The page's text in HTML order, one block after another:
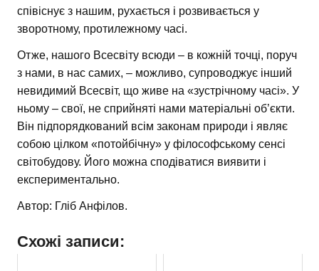
співіснує з нашим, рухається і розвивається у
зворотному, протилежному часі.
Отже, нашого Всесвіту всюди – в кожній точці, поруч
з нами, в нас самих, – можливо, супроводжує інший
невидимий Всесвіт, що живе на «зустрічному часі». У
ньому – свої, не сприйняті нами матеріальні об’єкти.
Він підпорядкований всім законам природи і являє
собою цілком «потойбічну» у філософському сенсі
світобудову. Його можна сподіватися виявити і
експериментально.
Автор: Гліб Анфілов.
Схожі записи: